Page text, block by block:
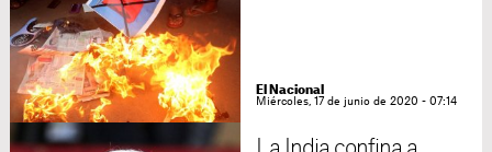
El Nacional
Miércoles, 17 de junio de 2020 - 07:14